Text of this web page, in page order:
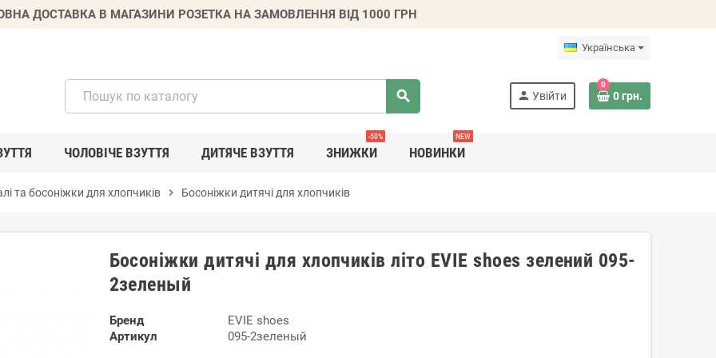
ДОСТАВКА В МАГАЗИНИ РОЗЕТКА НА ЗАМОВЛЕННЯ ВІД 1000 ГРН
Українська
search person Увійти
0
0 грн.
ЧОЛОВІЧЕ ВЗУТТЯ ДИТЯЧЕ ВЗУТТЯ ЗНИЖКИ
-50%
НОВИНКИ
NEW
та босоніжки для хлопчиків chevron_right Босоніжки дитячі для хлопчиків
Босоніжки дитячі для хлопчиків літо EVIE shoes зелений 095-
2зеленый
Бренд
EVIE shoes
Артикул
095-2зеленый